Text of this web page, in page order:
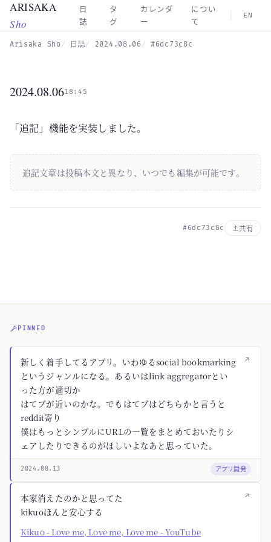
Skip to main content
ARISAKA
Sho
日
誌
タ
グ
カレンダ
ー
につい
て
EN
Arisaka Sho 日誌 2024.08.06 #6dc73c8c
2024.08.0618:45
「追記」機能を実装しました。
追記文章は投稿本文と異なり、いつでも編集が可能です。
#6dc73c8c 共有
PINNED
↗
新しく着手してるアプリ。いわゆるsocial bookmarking
というジャンルになる。あるいはlink aggregatorとい
った方が適切か
はてブが近いのかな。でもはてブはどちらかと言うと
reddit寄り
僕はもっとシンプルにURLの一覧をまとめておいたりシ
ェアしたりできるのがほしいよなあと思っていた。
2024.08.13 アプリ開発
↗
本家消えたのかと思ってた
kikuoほんと安心する
Kikuo - Love me, Love me, Love me - YouTube